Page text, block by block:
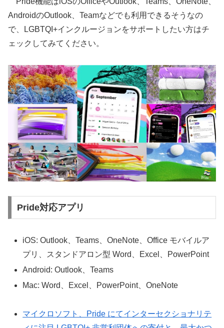
AndroidのOutlook、Teamなどでも利用できるそうなの
で、LGBTQI+インクルージョンをサポートしたい方はチ
ェックしてみてください。
Pride対応アプリ
iOS: Outlook、Teams、OneNote、Office モバイルア
プリ、スタンドアロン型 Word、Excel、PowerPoint
Android: Outlook、Teams
Mac: Word、Excel、PowerPoint、OneNote
マイクロソフト、Pride にてインターセクショナリテ